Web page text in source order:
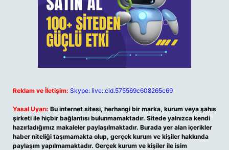
Reklam ve İletişim: Skype: live:.cid.575569c608265c69
Yasal Uyarı: Bu internet sitesi, herhangi bir marka, kurum veya şahıs
şirketi ile hiçbir bağlantısı bulunmamaktadır. Sitede yalnızca kendi
hazırladığımız makaleler paylaşılmaktadır. Burada yer alan içerikler
haber niteliği taşımamakta olup, gerçek kurum ve kişiler hakkında
paylaşım yapılmamaktadır. Gerçek kurum ve kişiler ile isim